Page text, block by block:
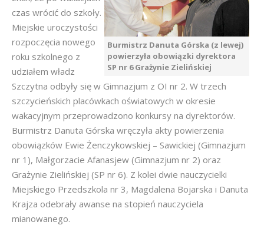
Burmistrz Danuta Górska (z lewej)
powierzyła obowiązki dyrektora
SP nr 6 Grażynie Zielińskiej
czas wrócić do szkoły.
Miejskie uroczystości
rozpoczęcia nowego
roku szkolnego z
udziałem władz
Szczytna odbyły się w Gimnazjum z OI nr 2. W trzech
szczycieńskich placówkach oświatowych w okresie
wakacyjnym przeprowadzono konkursy na dyrektorów.
Burmistrz Danuta Górska wręczyła akty powierzenia
obowiązków Ewie Żenczykowskiej – Sawickiej (Gimnazjum
nr 1), Małgorzacie Afanasjew (Gimnazjum nr 2) oraz
Grażynie Zielińskiej (SP nr 6). Z kolei dwie nauczycielki
Miejskiego Przedszkola nr 3, Magdalena Bojarska i Danuta
Krajza odebrały awanse na stopień nauczyciela
mianowanego.